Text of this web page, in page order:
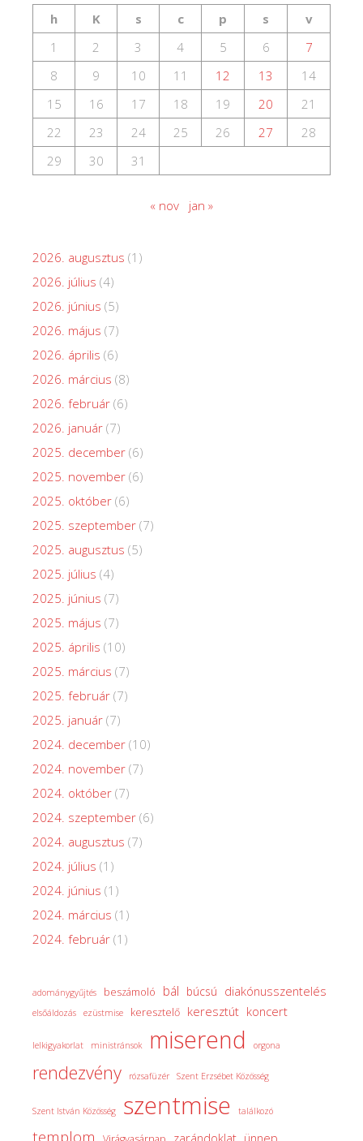
h
K s c p s
v
1
2 3 4 5 6
7
8
9 10 11 12 13
14
15
16 17 18 19 20
21
22
23 24 25 26 27
28
29
30 31
« nov jan »
2026. augusztus (1)
2026. július (4)
2026. június (5)
2026. május (7)
2026. április (6)
2026. március (8)
2026. február (6)
2026. január (7)
2025. december (6)
2025. november (6)
2025. október (6)
2025. szeptember (7)
2025. augusztus (5)
2025. július (4)
2025. június (7)
2025. május (7)
2025. április (10)
2025. március (7)
2025. február (7)
2025. január (7)
2024. december (10)
2024. november (7)
2024. október (7)
2024. szeptember (6)
2024. augusztus (7)
2024. július (1)
2024. június (1)
2024. március (1)
2024. február (1)
adománygyűjtés beszámoló bál búcsú diakónusszentelés
elsőáldozás ezüstmise keresztelő keresztút koncert
lelkigyakorlat ministránsok miserend orgona
rendezvény rózsafüzér Szent Erzsébet Közösség
Szent István Közösség szentmise találkozó
templom